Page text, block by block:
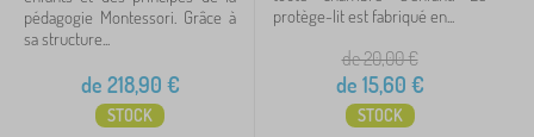
pédagogie Montessori. Grâce à
sa structure...
de 218,90 €
STOCK
protège-lit est fabriqué en...
de 20,00€
de 15,60 €
STOCK